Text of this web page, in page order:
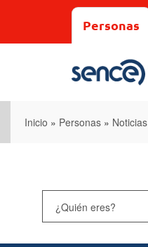
Personas
Inicio » Personas » Noticias